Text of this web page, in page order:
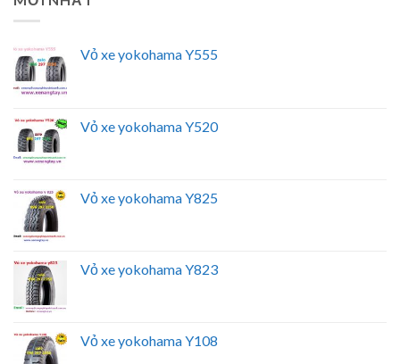
Vỏ xe yokohama Y555
Vỏ xe yokohama Y520
Vỏ xe yokohama Y825
Vỏ xe yokohama Y823
Vỏ xe yokohama Y108